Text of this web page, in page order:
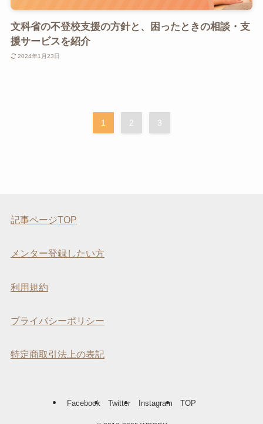
文科省の不登校支援の方針と、困ったときの相談・支
援サービスを紹介
2024年1月23日
1 2 3
記事ページTOP
メンター登録したい方
利用規約
プライバシーポリシー
特定商取引法上の表記
Facebook Twitter Instagram TOP